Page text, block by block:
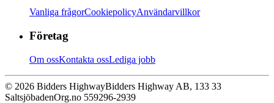
Vanliga frågorCookiepolicyAnvändarvillkor
Företag
Om ossKontakta ossLediga jobb
© 2026 Bidders HighwayBidders Highway AB, 133 33
SaltsjöbadenOrg.no 559296-2939